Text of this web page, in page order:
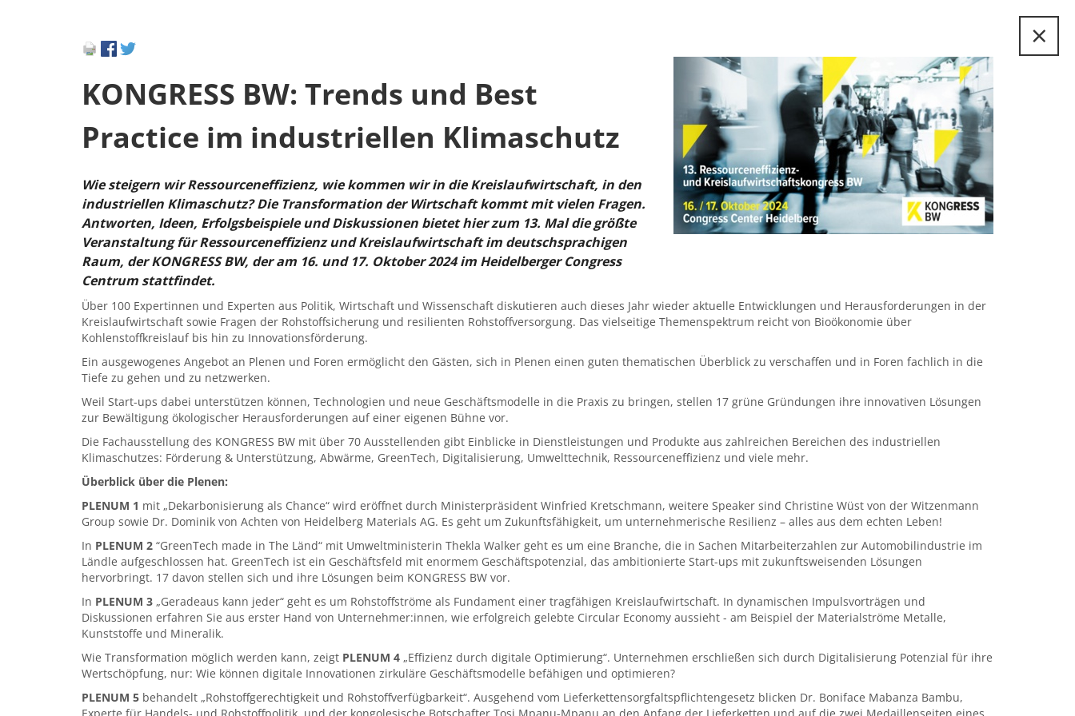
×
KONGRESS BW: Trends und Best
Practice im industriellen Klimaschutz
Wie steigern wir Ressourceneffizienz, wie kommen wir in die Kreislaufwirtschaft, in den
industriellen Klimaschutz? Die Transformation der Wirtschaft kommt mit vielen Fragen.
Antworten, Ideen, Erfolgsbeispiele und Diskussionen bietet hier zum 13. Mal die größte
Veranstaltung für Ressourceneffizienz und Kreislaufwirtschaft im deutschsprachigen
Raum, der KONGRESS BW, der am 16. und 17. Oktober 2024 im Heidelberger Congress
Centrum stattfindet.
Über 100 Expertinnen und Experten aus Politik, Wirtschaft und Wissenschaft diskutieren auch dieses Jahr wieder aktuelle Entwicklungen und Herausforderungen in der
Kreislaufwirtschaft sowie Fragen der Rohstoffsicherung und resilienten Rohstoffversorgung. Das vielseitige Themenspektrum reicht von Bioökonomie über
Kohlenstoffkreislauf bis hin zu Innovationsförderung.
Ein ausgewogenes Angebot an Plenen und Foren ermöglicht den Gästen, sich in Plenen einen guten thematischen Überblick zu verschaffen und in Foren fachlich in die
Tiefe zu gehen und zu netzwerken.
Weil Start-ups dabei unterstützen können, Technologien und neue Geschäftsmodelle in die Praxis zu bringen, stellen 17 grüne Gründungen ihre innovativen Lösungen
zur Bewältigung ökologischer Herausforderungen auf einer eigenen Bühne vor.
Die Fachausstellung des KONGRESS BW mit über 70 Ausstellenden gibt Einblicke in Dienstleistungen und Produkte aus zahlreichen Bereichen des industriellen
Klimaschutzes: Förderung & Unterstützung, Abwärme, GreenTech, Digitalisierung, Umwelttechnik, Ressourceneffizienz und viele mehr.
Überblick über die Plenen:
PLENUM 1 mit „Dekarbonisierung als Chance“ wird eröffnet durch Ministerpräsident Winfried Kretschmann, weitere Speaker sind Christine Wüst von der Witzenmann
Group sowie Dr. Dominik von Achten von Heidelberg Materials AG. Es geht um Zukunftsfähigkeit, um unternehmerische Resilienz – alles aus dem echten Leben!
In PLENUM 2 “GreenTech made in The Länd“ mit Umweltministerin Thekla Walker geht es um eine Branche, die in Sachen Mitarbeiterzahlen zur Automobilindustrie im
Ländle aufgeschlossen hat. GreenTech ist ein Geschäftsfeld mit enormem Geschäftspotenzial, das ambitionierte Start-ups mit zukunftsweisenden Lösungen
hervorbringt. 17 davon stellen sich und ihre Lösungen beim KONGRESS BW vor.
In PLENUM 3 „Geradeaus kann jeder“ geht es um Rohstoffströme als Fundament einer tragfähigen Kreislaufwirtschaft. In dynamischen Impulsvorträgen und
Diskussionen erfahren Sie aus erster Hand von Unternehmer:innen, wie erfolgreich gelebte Circular Economy aussieht - am Beispiel der Materialströme Metalle,
Kunststoffe und Mineralik.
Wie Transformation möglich werden kann, zeigt PLENUM 4 „Effizienz durch digitale Optimierung“. Unternehmen erschließen sich durch Digitalisierung Potenzial für ihre
Wertschöpfung, nur: Wie können digitale Innovationen zirkuläre Geschäftsmodelle befähigen und optimieren?
PLENUM 5 behandelt „Rohstoffgerechtigkeit und Rohstoffverfügbarkeit“. Ausgehend vom Lieferkettensorgfaltspflichtengesetz blicken Dr. Boniface Mabanza Bambu,